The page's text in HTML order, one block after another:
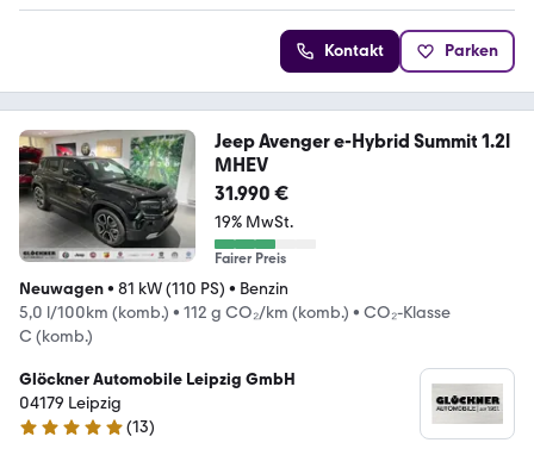
Kontakt Parken
Jeep Avenger e-Hybrid Summit 1.2l
MHEV
31.990 €
19% MwSt.
Fairer Preis
Neuwagen• 81 kW (110 PS) • Benzin
5,0 l/100km (komb.) • 112 g CO₂/km (komb.) • CO₂-Klasse
C (komb.)
Glöckner Automobile Leipzig GmbH
04179 Leipzig
4.8 Sterne
(13)